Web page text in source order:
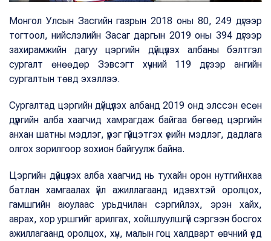
Монгол Улсын Засгийн газрын 2018 оны 80, 249 дүгээр
тогтоол, нийслэлийн Засаг даргын 2019 оны 394 дүгээр
захирамжийн дагуу цэргийн дүйцүүлэх албаны бэлтгэл
сургалт өнөөдөр Зэвсэгт хүчний 119 дүгээр ангийн
сургалтын төвд эхэллээ.
Сургалтад цэргийн дүйцүүлэх албанд 2019 онд элссэн есөн
дүүргийн алба хаагчид хамрагдаж байгаа бөгөөд цэргийн
анхан шатны мэдлэг, үүрэг гүйцэтгэх үеийн мэдлэг, дадлага
олгох зорилгоор зохион байгуулж байна.
Цэргийн дүйцүүлэх алба хаагчид нь тухайн орон нутгийнхаа
батлан хамгаалах үйл ажиллагаанд идэвхтэй оролцох,
гамшгийн аюулаас урьдчилан сэргийлэх, эрэн хайх,
аврах, хор уршгийг арилгах, хойшлуулшгүй сэргээн босгох
ажиллагаанд оролцох, хүн, малын гоц халдварт өвчний үед